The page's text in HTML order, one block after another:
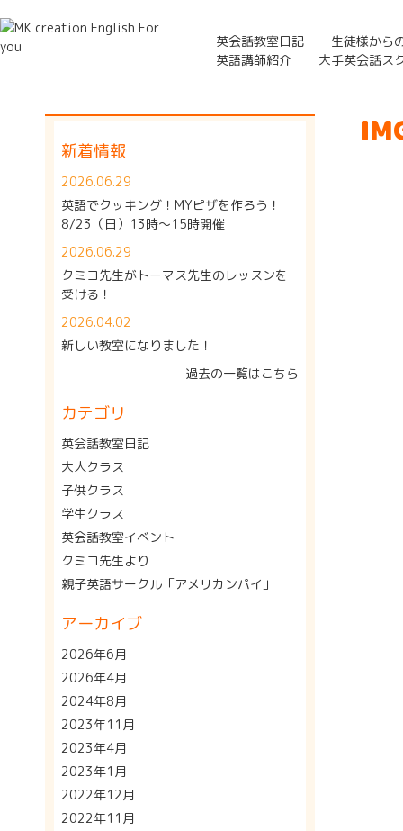
英会話教室日記
生徒様から
英語講師紹介
大手英会話ス
新着情報
2026.06.29
英語でクッキング！MYピザを作ろう！
8/23（日）13時～15時開催
2026.06.29
クミコ先生がトーマス先生のレッスンを
受ける！
2026.04.02
新しい教室になりました！
過去の一覧はこちら
カテゴリ
英会話教室日記
大人クラス
子供クラス
学生クラス
英会話教室イベント
クミコ先生より
親子英語サークル「アメリカンパイ」
アーカイブ
2026年6月
2026年4月
2024年8月
2023年11月
2023年4月
2023年1月
2022年12月
2022年11月